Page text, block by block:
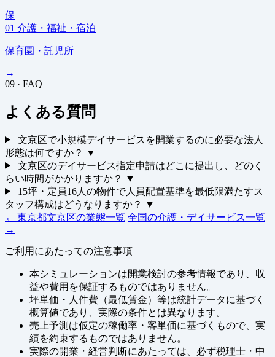
保
01 介護・福祉・宿泊
保育園・託児所
→
09 · FAQ
よくある質問
文京区で小規模デイサービスを開業するのに必要な法人
形態は何ですか？
▼
文京区のデイサービス指定申請はどこに提出し、どのく
らい時間がかかりますか？
▼
15坪・定員16人の物件で人員配置基準を最低限満たすス
タッフ構成はどうなりますか？
▼
← 東京都文京区の業態一覧 全国の介護・デイサービス一覧
→
ご利用にあたっての注意事項
本シミュレーションは開業検討の参考情報であり、収
益や費用を保証するものではありません。
坪単価・人件費（最低賃金）等は統計データに基づく
概算値であり、実際の条件とは異なります。
売上予測は仮定の稼働率・客単価に基づくもので、実
績を約束するものではありません。
実際の開業・経営判断にあたっては、必ず税理士・中